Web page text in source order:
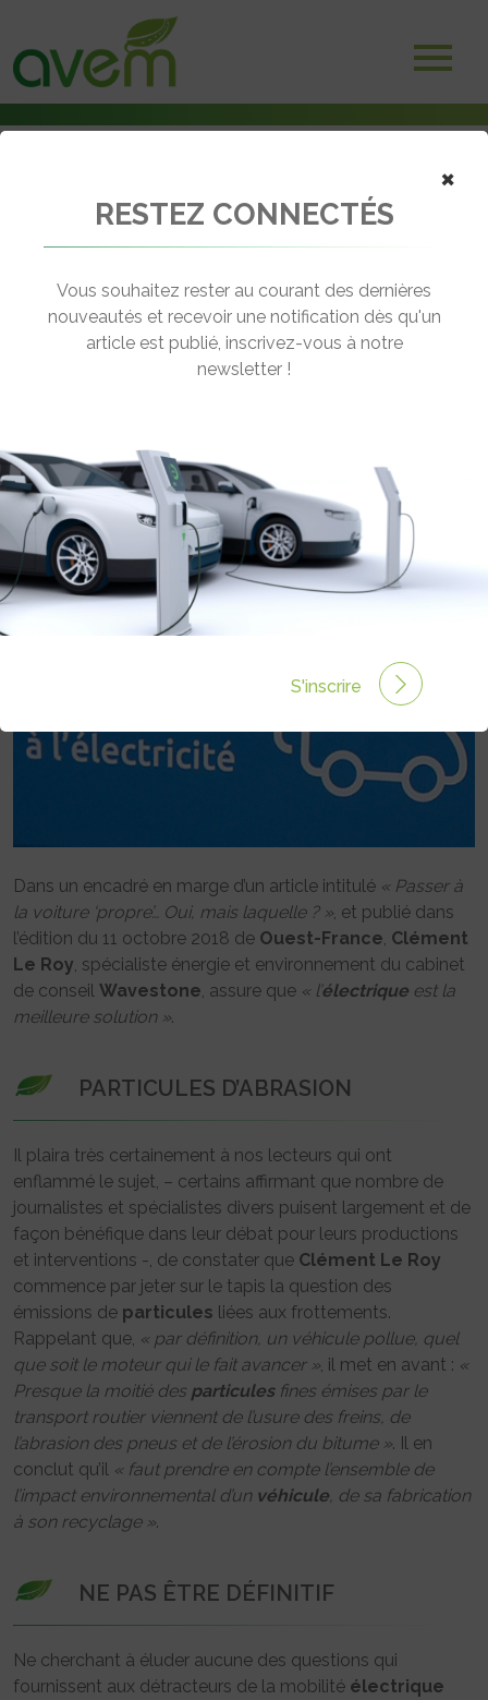
L’électrique reste la meilleure solution (Ouest-France)
← Revenir aux actualités
SOLUTION (OUEST-FRANCE)
Rédigé par Philippe Schwoerer le 18 Oct 2018 à 00:00
0 commentaires
Dans un encadré en marge d’un article intitulé « Passer à
la voiture ‘propre’… Oui, mais laquelle ? » , et publié dans
l’édition du 11 octobre 2018 de Ouest-France Clément
Le Roy , spécialiste énergie et environnement du cabinet
de conseil Wavestone , assure que « l’électrique est la
meilleure solution ».
PARTICULES D’ABRASION
Il plaira très certainement à nos lecteurs qui ont
enflammé le sujet, – certains affirmant que nombre de
journalistes et spécialistes divers puisent largement et de
façon bénéfique dans leur débat pour leurs productions
et interventions -, de constater que Clément Le Roy
commence par jeter sur le tapis la question des
émissions de particules liées aux frottements.
Rappelant que, « par définition, un véhicule pollue, quel
que soit le moteur qui le fait avancer » , il met en avant : «
Presque la moitié des particulesfines émises par le
transport routier viennent de l’usure des freins, de
l’abrasion des pneus et de l’érosion du bitume ». Il en
conclut qu’il « faut prendre en compte l’ensemble de
l’impact environnemental d’un véhicule , de sa fabrication
à son recyclage ».
NE PAS ÊTRE DÉFINITIF
Ne cherchant à éluder aucune des questions qui
fournissent aux détracteurs de la mobilité électrique
×
RESTEZ CONNECTÉS
Vous souhaitez rester au courant des dernières
nouveautés et recevoir une notification dès qu'un
article est publié, inscrivez-vous à notre
newsletter !
S'inscrire